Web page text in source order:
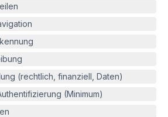
(rechtlich, finanziell, Daten)
(Minimum)